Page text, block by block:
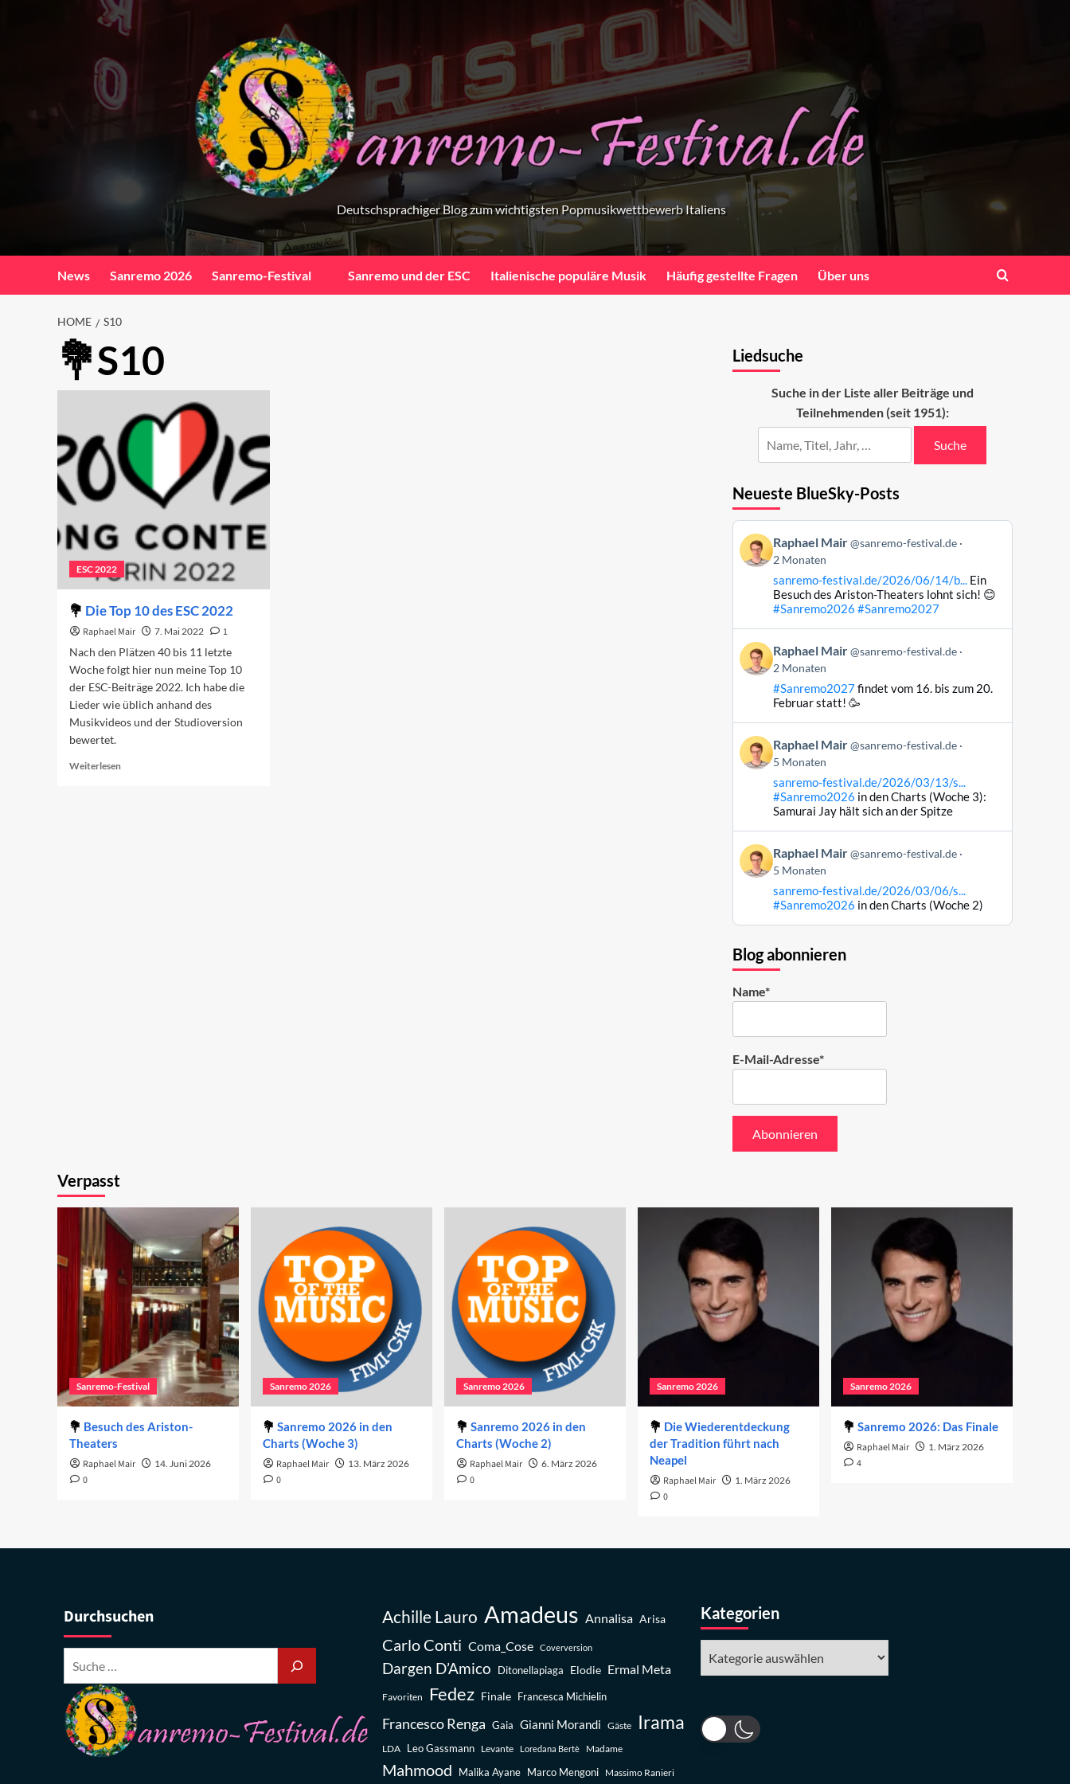
Deutschsprachiger Blog zum wichtigsten Popmusikwettbewerb Italiens
News Sanremo 2026 Sanremo-Festival Sanremo und der ESC Italienische populäre Musik Häufig gestellte Fragen Über uns
HOME S10
S10
ESC 2022
Die Top 10 des ESC 2022
Raphael Mair 7. Mai 2022
1
Nach den Plätzen 40 bis 11 letzte
Woche folgt hier nun meine Top 10
der ESC-Beiträge 2022. Ich habe die
Lieder wie üblich anhand des
Musikvideos und der Studioversion
bewertet.
Weiterlesen
Liedsuche
Suche in der Liste aller Beiträge und
Teilnehmenden (seit 1951):
Suche
Neueste BlueSky-Posts
Beitrag
von
Raphael
Raphael Mair @sanremo-festival.de
2 Monaten
sanremo-festival.de/2026/06/14/b...Ein
Besuch des Ariston-Theaters lohnt sich! 😊
#Sanremo2026 #Sanremo2027
Beitrag
von
Raphael
Bluesky
ansehen
Raphael Mair @sanremo-festival.de
2 Monaten
#Sanremo2027findet vom 16. bis zum 20.
Februar statt! 🥳
Beitrag
von
Raphael
Raphael Mair @sanremo-festival.de
5 Monaten
sanremo-festival.de/2026/03/13/s...
#Sanremo2026 in den Charts (Woche 3):
Samurai Jay hält sich an der Spitze
Beitrag
von
Raphael
Bluesky
ansehen
Raphael Mair @sanremo-festival.de
5 Monaten
sanremo-festival.de/2026/03/06/s...
#Sanremo2026 in den Charts (Woche 2)
Blog abonnieren
Name*
E-Mail-Adresse*
Verpasst
Sanremo-Festival
Besuch des Ariston-
Theaters
Raphael Mair 14. Juni 2026
0
Sanremo 2026
Sanremo 2026 in den
Charts (Woche 3)
Raphael Mair 13. März 2026
0
Sanremo 2026
Sanremo 2026 in den
Charts (Woche 2)
Raphael Mair 6. März 2026
0
Sanremo 2026
Die Wiederentdeckung
der Tradition führt nach
Neapel
Raphael Mair 1. März 2026
0
Sanremo 2026
Sanremo 2026: Das Finale
Raphael Mair 1. März 2026
4
Durchsuchen Achille Lauro Amadeus Annalisa Arisa
Carlo Conti Coma_Cose Coverversion
Dargen D’Amico Ditonellapiaga Elodie Ermal Meta
Favoriten Fedez Finale Francesca Michielin
Francesco Renga Gaia Gianni Morandi Gäste Irama
LDA Leo Gassmann Levante Loredana Bertè Madame
Mahmood Malika Ayane Marco Mengoni Massimo Ranieri
Kategorien